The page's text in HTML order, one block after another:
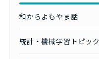
和からよもやま話
統計・機械学習トピック